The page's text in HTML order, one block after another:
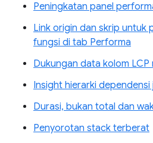
Peningkatan panel
Link origin dan skrip untuk
fungsi di tab Performa
Dukungan data kolom
Insight hierarki dependensi
Durasi, bukan total dan
Penyorotan stack terberat